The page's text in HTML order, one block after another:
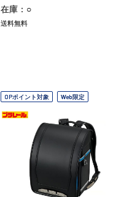
在庫：○
送料無料
OPポイント対象 Web限定